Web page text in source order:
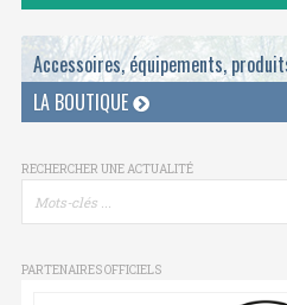
Accessoires, équipements,
LA BOUTIQUE
RECHERCHER UNE ACTUALITÉ
PARTENAIRES OFFICIELS